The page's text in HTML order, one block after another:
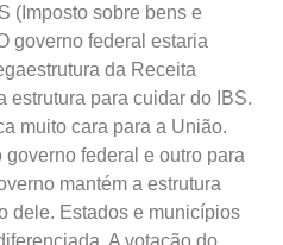
(Imposto sobre bens e
governo federal estaria
da Receita
estrutura para cuidar do IBS.
muito cara para a União.
federal e outro para
mantém a estrutura
dele. Estados e municípios
A votação do